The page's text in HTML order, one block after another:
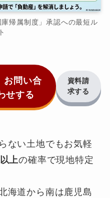
帰属制度」承認への最短ル
お問い合
せする
資料請
求する
ない土地でもお気軽
上の確率で現地特定
海道から南は鹿児島